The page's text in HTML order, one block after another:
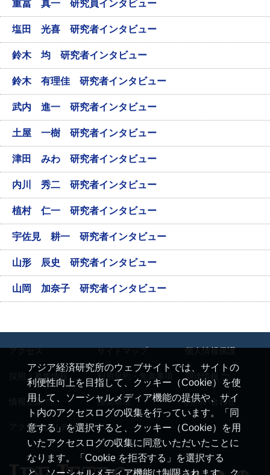
重冨 真一 研究員インタビュー
塩田 光喜 研究者インタビュー
鈴木 均 研究者インタビュー
鈴木 有理佳 研究者インタビュー
武内 進一 研究者インタビュー
土屋 一樹 研究者インタビュー
津田 みわ 研究者インタビュー
内川 秀二 研究者インタビュー
植村 仁一 研究者インタビュー
宇佐見 耕一 研究者インタビュー
山形 辰史 研究者インタビュー
山岡 加奈子 研究者インタビュー
アジア経済研究所のウェブサイトでは、サイトの
利便性向上を目指して、クッキー（Cookie）を使
用して、ソーシャルメディア機能の提供や、サイ
ト内のアクセスログの収集を行っています。「同
意する」を選択すると、クッキー（Cookie）を用
いたアクセスログの収集に同意いただいたことに
なります。「Cookie を拒否する」を選択する
と、ソーシャルメディア機能は制限されます。ク
アクセス サイトマップ 個人情報保護
採用・募集情報 利用規約・免責事項
情報公開 推奨環境 お問い合わせ
アクセシビリティ